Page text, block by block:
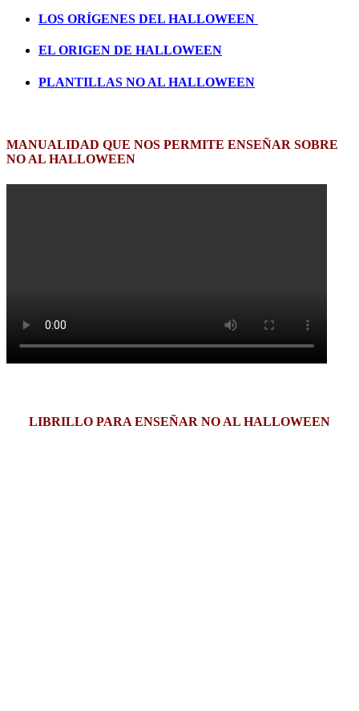
LOS ORÍGENES DEL HALLOWEEN
EL ORIGEN DE HALLOWEEN
PLANTILLAS NO AL HALLOWEEN
MANUALIDAD QUE NOS PERMITE ENSEÑAR SOBRE
NO AL HALLOWEEN
LIBRILLO PARA ENSEÑAR NO AL HALLOWEEN